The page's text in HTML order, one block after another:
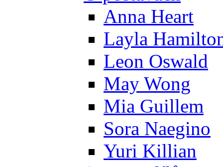
Anna Heart
Layla
Leon Oswald
May Wong
Mia Guillem
Sora Naegino
Yuri Killian